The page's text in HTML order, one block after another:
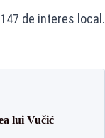
de interes local.
lui Vučić